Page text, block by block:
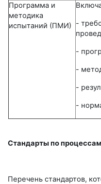
Программа и
методика
испытаний (ПМИ)
-
-
-
-
-
Стандарты по
Перечень стандартов,